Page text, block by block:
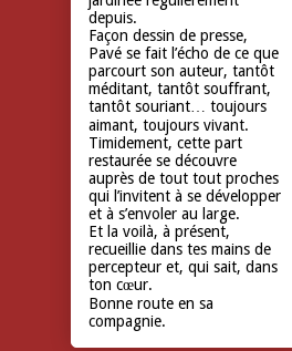
depuis.
Façon dessin de presse,
Pavé se fait l’écho de ce que
parcourt son auteur, tantôt
méditant, tantôt souffrant,
tantôt souriant… toujours
aimant, toujours vivant.
Timidement, cette part
restaurée se découvre
auprès de tout tout proches
qui l’invitent à se développer
et à s’envoler au large.
Et la voilà, à présent,
recueillie dans tes mains de
percepteur et, qui sait, dans
ton cœur.
Bonne route en sa
compagnie.